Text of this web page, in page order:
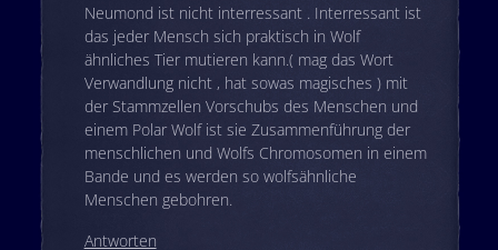
Neumond ist nicht interressant . Interressant ist
das jeder Mensch sich praktisch in Wolf
ähnliches Tier mutieren kann.( mag das Wort
Verwandlung nicht , hat sowas magisches ) mit
der Stammzellen Vorschubs des Menschen und
einem Polar Wolf ist sie Zusammenführung der
menschlichen und Wolfs Chromosomen in einem
Bande und es werden so wolfsähnliche
Menschen gebohren.
Antworten